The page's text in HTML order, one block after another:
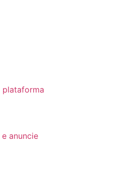
plataforma
anuncie